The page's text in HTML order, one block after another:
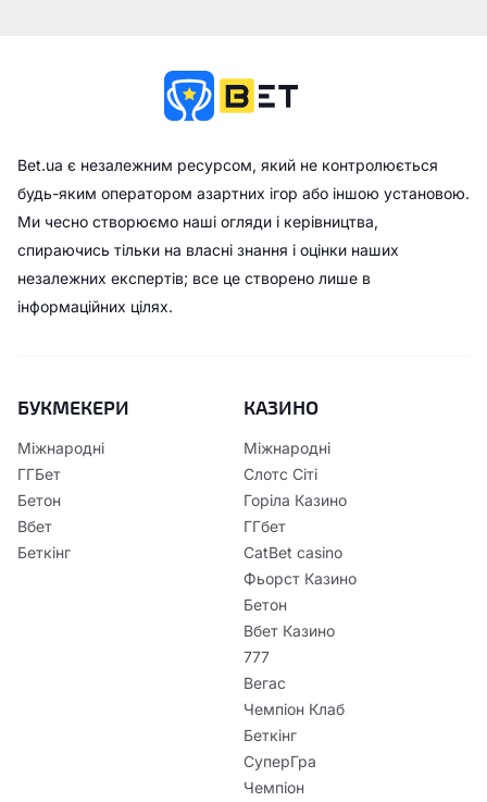
Bet.ua є незалежним ресурсом, який не контролюється
будь-яким оператором азартних ігор або іншою установою.
Ми чесно створюємо наші огляди і керівництва,
спираючись тільки на власні знання і оцінки наших
незалежних експертів; все це створено лише в
інформаційних цілях.
БУКМЕКЕРИ
Міжнародні
ГГБет
Бетон
Вбет
Беткінг
КАЗИНО
Міжнародні
Слотс Сіті
Горіла Казино
ГГбет
CatBet casino
Фьорст Казино
Бетон
Вбет Казино
777
Вегас
Чемпіон Клаб
Беткінг
СуперГра
Чемпіон